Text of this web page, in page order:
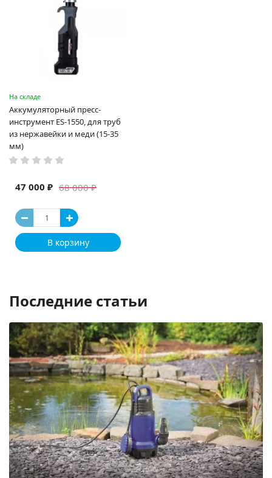
На складе
Аккумуляторный пресс-
инструмент ES-1550, для труб
из нержавейки и меди (15-35
мм)
68 000 ₽
47 000 ₽
В корзину
Последние статьи